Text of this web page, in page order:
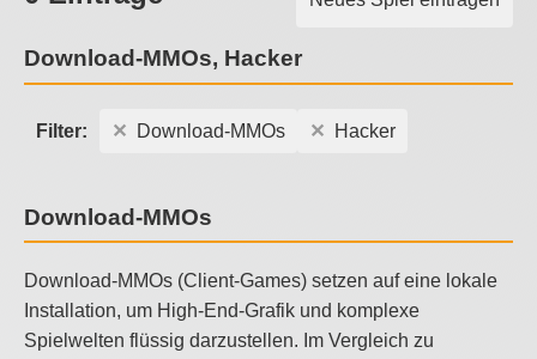
Download-MMOs, Hacker
Filter: Download-MMOs Hacker
Download-MMOs
Download-MMOs (Client-Games) setzen auf eine lokale
Installation, um High-End-Grafik und komplexe
Spielwelten flüssig darzustellen. Im Vergleich zu